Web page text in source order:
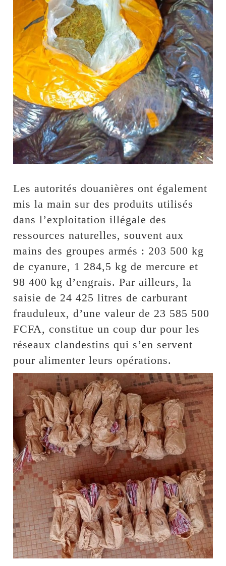
Les autorités douanières ont également
mis la main sur des produits utilisés
dans l’exploitation illégale des
ressources naturelles, souvent aux
mains des groupes armés : 203 500 kg
de cyanure, 1 284,5 kg de mercure et
98 400 kg d’engrais. Par ailleurs, la
saisie de 24 425 litres de carburant
frauduleux, d’une valeur de 23 585 500
FCFA, constitue un coup dur pour les
réseaux clandestins qui s’en servent
pour alimenter leurs opérations.